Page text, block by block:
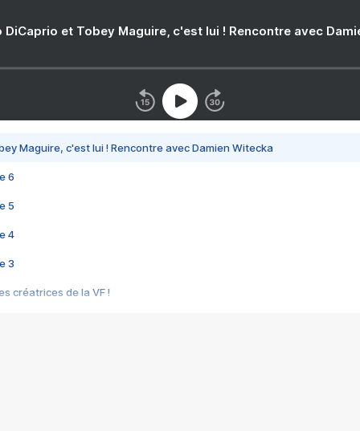
DiCaprio et Tobey Maguire, c'est lui ! Rencontre avec
Maguire, c'est lui ! Rencontre avec Damien Witecka
6
5
4
3
créatrices de la VF !